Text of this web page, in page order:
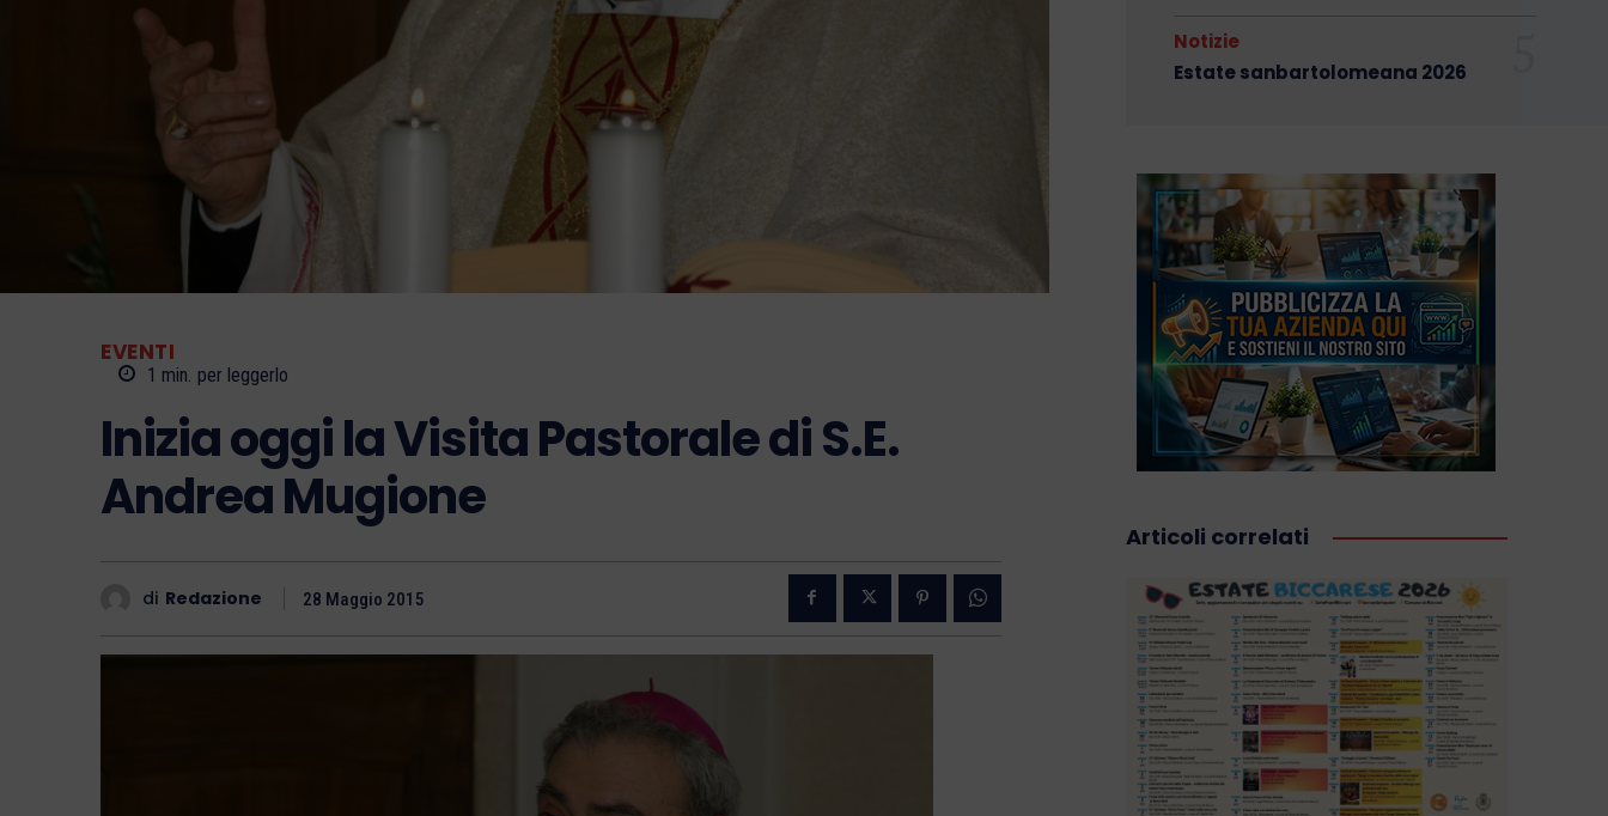
EVENTI
1 min. per leggerlo
Inizia oggi la Visita Pastorale di S.E.
Andrea Mugione
di Redazione 28 Maggio 2015
Notizie
Estate sanbartolomeana 2026
Articoli correlati